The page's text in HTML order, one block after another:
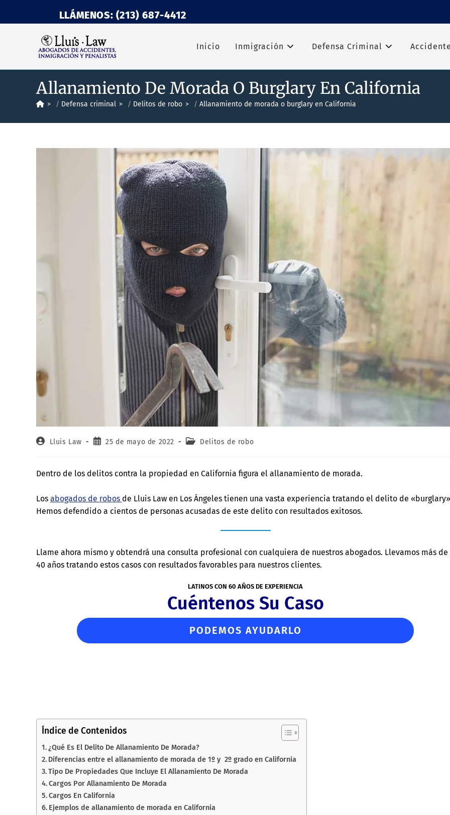
LLÁMENOS: (213) 687-4412
Inicio Inmigración Defensa Criminal
Allanamiento De Morada O Burglary En California
> Defensa criminal > Delitos de robo > Allanamiento de morada o burglary en California
Lluis Law 25 de mayo de 2022 Delitos de robo
Dentro de los delitos contra la propiedad en California figura el allanamiento de morada.
Los abogados de robos de Lluis Law en Los Ángeles tienen una vasta experiencia tratando el delito de
Hemos defendido a cientos de personas acusadas de este delito con resultados exitosos.
Llame ahora mismo y obtendrá una consulta profesional con cualquiera de nuestros abogados. Llevamos más de
40 años tratando estos casos con resultados favorables para nuestros clientes.
LATINOS CON 60 AÑOS DE EXPERIENCIA
Cuéntenos Su Caso
PODEMOS AYUDARLO
Índice de Contenidos
¿Qué Es El Delito De Allanamiento De Morada?
Diferencias entre el allanamiento de morada de 1º y 2º grado en California
Tipo De Propiedades Que Incluye El Allanamiento De Morada
Cargos Por Allanamiento De Morada
Cargos En California
Ejemplos de allanamiento de morada en California